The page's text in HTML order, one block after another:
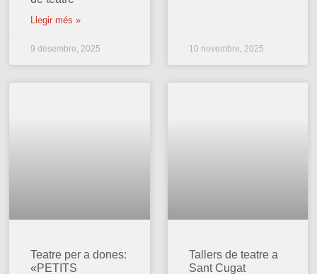
Llegir més »
9 desembre, 2025 10 novembre, 2025
Teatre per a dones:
«PETITS
Tallers de teatre a
Sant Cugat